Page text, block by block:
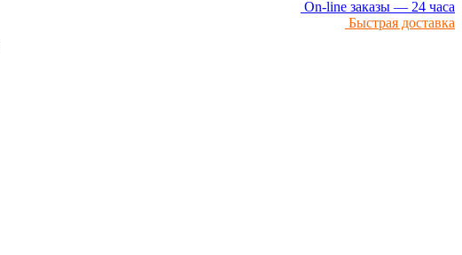
On-line заказы — 24 часа
Быстрая доставка